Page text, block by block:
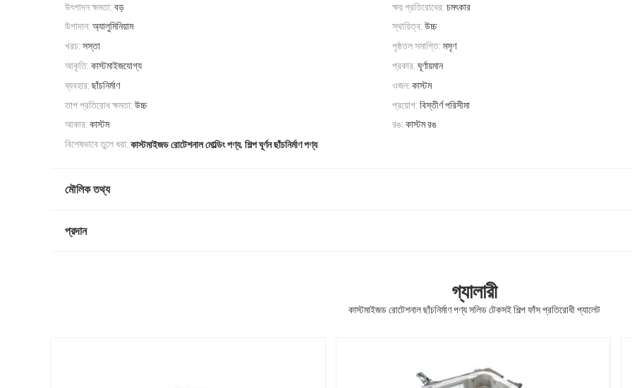
উৎপাদন ক্ষমতা: বড় ক্ষয় প্রতিরোধের: চমৎকার
উপাদান: অ্যালুমিনিয়াম স্থায়িত্ব: উচ্চ
খরচ: সস্তা পৃষ্ঠতল সমাপ্তি: মসৃণ
আকৃতি: কাস্টমাইজযোগ্য প্রকার: ঘূর্ণায়মান
ব্যবহার: ছাঁচনির্মাণ ওজন: কাস্টম
তাপ প্রতিরোধ ক্ষমতা: উচ্চ প্রয়োগ: বিস্তীর্ণ পরিসীমা
আকার: কাস্টম রঙ: কাস্টম রঙ
বিশেষভাবে তুলে ধরা: কাস্টমাইজড রোটেশনাল মোল্ডিং পণ্য, শিল্প ঘূর্ণন ছাঁচনির্মাণ পণ্য
মৌলিক তথ্য
প্রদান
গ্যালারী
কাস্টমাইজড রোটেশনাল ছাঁচনির্মাণ পণ্য সলিড টেকসই শিল্প ফাঁস প্রতিরোধী প্যালেট